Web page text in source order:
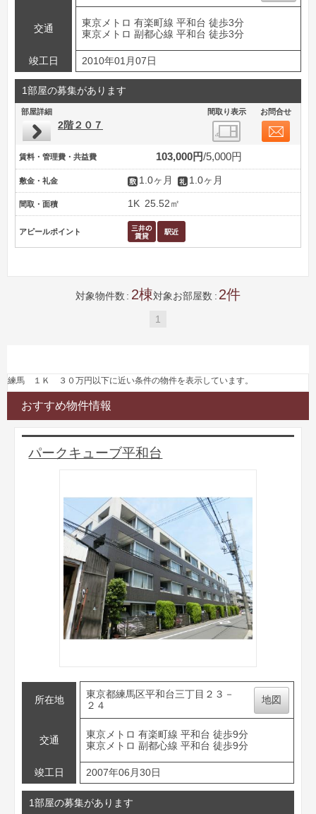
交通
東京メトロ 有楽町線 平和台 徒歩3分
東京メトロ 副都心線 平和台 徒歩3分
竣工日 2010年01月07日
1部屋の募集があります
部屋詳細 間取り表示 お問合せ
2階２０７
賃料・管理費・共益費 103,000円 5,000円
敷金・礼金 1.0ヶ月 1.0ヶ月
間取・面積 1K 25.52㎡
アピールポイント
対象物件数 2 対象お部屋数 2
1
練馬 １Ｋ ３０万円以下に近い条件の物件を表示しています。
おすすめ物件情報
パークキューブ平和台
所在地
東京都練馬区平和台三丁目２３－
２４
地図
交通
東京メトロ 有楽町線 平和台 徒歩9分
東京メトロ 副都心線 平和台 徒歩9分
竣工日 2007年06月30日
1部屋の募集があります